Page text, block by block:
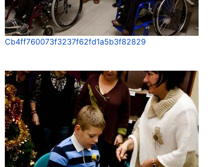
Cb4ff760073f3237f62fd1a5b3f82829